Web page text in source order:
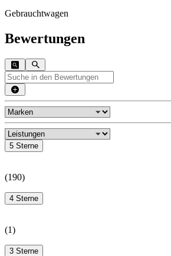
Gebrauchtwagen
Bewertungen
5 Sterne
(190)
4 Sterne
(1)
3 Sterne